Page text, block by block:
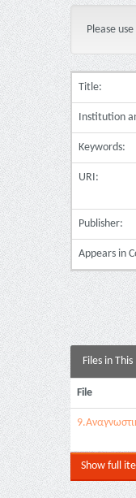
Please
Title:
Institution
Keywords:
URI:
Publisher:
Appears in
Files in
File
Show full